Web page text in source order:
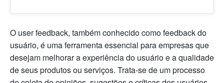
O user feedback, também conhecido como feedback do
usuário, é uma ferramenta essencial para empresas que
desejam melhorar a experiência do usuário e a qualidade
de seus produtos ou serviços. Trata-se de um processo